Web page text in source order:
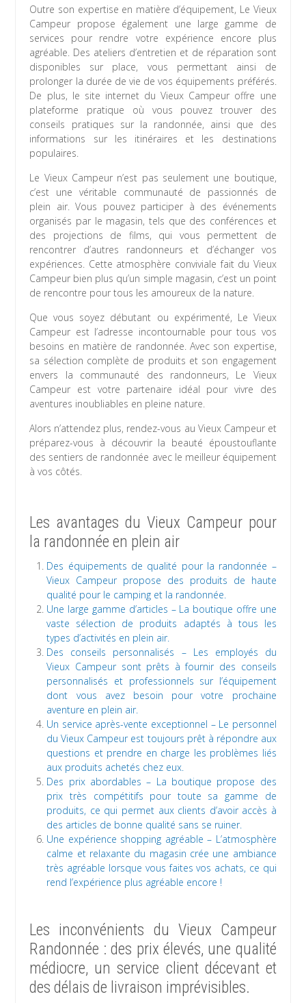
Outre son expertise en matière d’équipement, Le Vieux
Campeur propose également une large gamme de
services pour rendre votre expérience encore plus
agréable. Des ateliers d’entretien et de réparation sont
disponibles sur place, vous permettant ainsi de
prolonger la durée de vie de vos équipements préférés.
De plus, le site internet du Vieux Campeur offre une
plateforme pratique où vous pouvez trouver des
conseils pratiques sur la randonnée, ainsi que des
informations sur les itinéraires et les destinations
populaires.
Le Vieux Campeur n’est pas seulement une boutique,
c’est une véritable communauté de passionnés de
plein air. Vous pouvez participer à des événements
organisés par le magasin, tels que des conférences et
des projections de films, qui vous permettent de
rencontrer d’autres randonneurs et d’échanger vos
expériences. Cette atmosphère conviviale fait du Vieux
Campeur bien plus qu’un simple magasin, c’est un point
de rencontre pour tous les amoureux de la nature.
Que vous soyez débutant ou expérimenté, Le Vieux
Campeur est l’adresse incontournable pour tous vos
besoins en matière de randonnée. Avec son expertise,
sa sélection complète de produits et son engagement
envers la communauté des randonneurs, Le Vieux
Campeur est votre partenaire idéal pour vivre des
aventures inoubliables en pleine nature.
Alors n’attendez plus, rendez-vous au Vieux Campeur et
préparez-vous à découvrir la beauté époustouflante
des sentiers de randonnée avec le meilleur équipement
à vos côtés.
Les avantages du Vieux Campeur pour
la randonnée en plein air
Des équipements de qualité pour la randonnée –
Vieux Campeur propose des produits de haute
qualité pour le camping et la randonnée.
Une large gamme d’articles – La boutique offre une
vaste sélection de produits adaptés à tous les
types d’activités en plein air.
Des conseils personnalisés – Les employés du
Vieux Campeur sont prêts à fournir des conseils
personnalisés et professionnels sur l’équipement
dont vous avez besoin pour votre prochaine
aventure en plein air.
Un service après-vente exceptionnel – Le personnel
du Vieux Campeur est toujours prêt à répondre aux
questions et prendre en charge les problèmes liés
aux produits achetés chez eux.
Des prix abordables – La boutique propose des
prix très compétitifs pour toute sa gamme de
produits, ce qui permet aux clients d’avoir accès à
des articles de bonne qualité sans se ruiner.
Une expérience shopping agréable – L’atmosphère
calme et relaxante du magasin crée une ambiance
très agréable lorsque vous faites vos achats, ce qui
rend l’expérience plus agréable encore !
Les inconvénients du Vieux Campeur
Randonnée : des prix élevés, une qualité
médiocre, un service client décevant et
des délais de livraison imprévisibles.